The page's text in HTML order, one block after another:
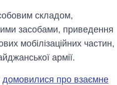
складом,
засобами, приведення
мобілізаційних частин,
армії.
домовилися про взаємне